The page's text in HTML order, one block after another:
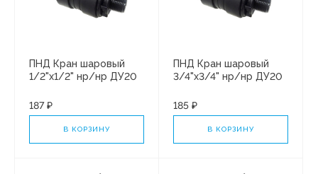
ПНД Кран шаровый
1/2"х1/2" нр/нр ДУ20
187 ₽
В КОРЗИНУ
ПНД Кран шаровый
3/4"х3/4" нр/нр ДУ20
185 ₽
В КОРЗИНУ